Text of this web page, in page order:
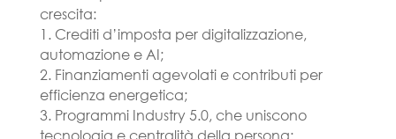
crescita:
1. Crediti d’imposta per digitalizzazione,
automazione e AI;
2. Finanziamenti agevolati e contributi per
efficienza energetica;
3. Programmi Industry 5.0, che uniscono
tecnologia e centralità della persona;